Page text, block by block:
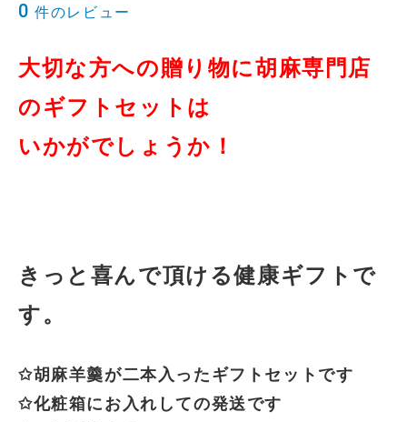
0 件のレビュー
大切な方への贈り物に胡麻専門店
のギフトセットは
いかがでしょうか！
きっと喜んで頂ける健康ギフトで
す。
✩胡麻羊羹が二本入ったギフトセットです
✩化粧箱にお入れしての発送です